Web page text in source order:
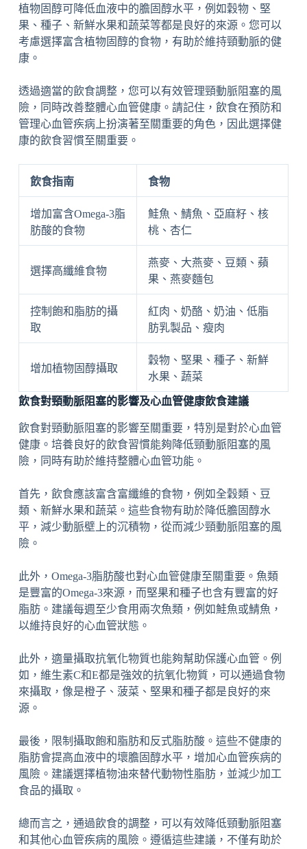
植物固醇可降低血液中的膽固醇水平，例如穀物、堅
果、種子、新鮮水果和蔬菜等都是良好的來源。您可以
考慮選擇富含植物固醇的食物，有助於維持頸動脈的健
康。
透過適當的飲食調整，您可以有效管理頸動脈阻塞的風
險，同時改善整體心血管健康。請記住，飲食在預防和
管理心血管疾病上扮演著至關重要的角色，因此選擇健
康的飲食習慣至關重要。
飲食指南 食物
增加富含Omega-3脂
肪酸的食物
鮭魚、鯖魚、亞麻籽、核
桃、杏仁
選擇高纖維食物
燕麥、大燕麥、豆類、蘋
果、燕麥麵包
控制飽和脂肪的攝
取
紅肉、奶酪、奶油、低脂
肪乳製品、瘦肉
增加植物固醇攝取
穀物、堅果、種子、新鮮
水果、蔬菜
飲食對頸動脈阻塞的影響及心血管健康飲食建議
飲食對頸動脈阻塞的影響至關重要，特別是對於心血管
健康。培養良好的飲食習慣能夠降低頸動脈阻塞的風
險，同時有助於維持整體心血管功能。
首先，飲食應該富含富纖維的食物，例如全穀類、豆
類、新鮮水果和蔬菜。這些食物有助於降低膽固醇水
平，減少動脈壁上的沉積物，從而減少頸動脈阻塞的風
險。
此外，Omega-3脂肪酸也對心血管健康至關重要。魚類
是豐富的Omega-3來源，而堅果和種子也含有豐富的好
脂肪。建議每週至少食用兩次魚類，例如鮭魚或鯖魚，
以維持良好的心血管狀態。
此外，適量攝取抗氧化物質也能夠幫助保護心血管。例
如，維生素C和E都是強效的抗氧化物質，可以通過食物
來攝取，像是橙子、菠菜、堅果和種子都是良好的來
源。
最後，限制攝取飽和脂肪和反式脂肪酸。這些不健康的
脂肪會提高血液中的壞膽固醇水平，增加心血管疾病的
風險。建議選擇植物油來替代動物性脂肪，並減少加工
食品的攝取。
總而言之，通過飲食的調整，可以有效降低頸動脈阻塞
和其他心血管疾病的風險。遵循這些建議，不僅有助於